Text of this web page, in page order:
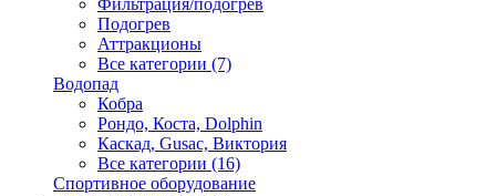
Фильтрация/подогрев
Подогрев
Аттракционы
Все категории (7)
Водопад
Кобра
Рондо, Коста, Dolphin
Каскад, Gusac, Виктория
Все категории (16)
Спортивное оборудование